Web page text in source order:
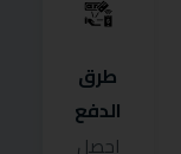
طرق
الدفع
احصل